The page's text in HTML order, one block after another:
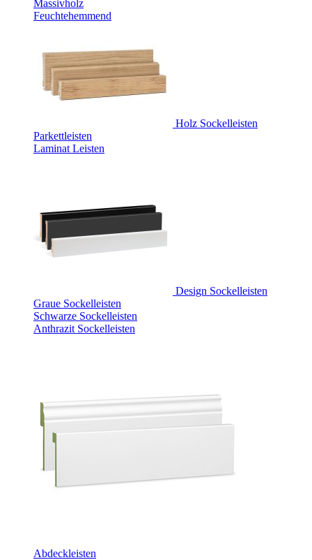
Massivholz
Feuchtehemmend
Holz Sockelleisten
Parkettleisten
Laminat Leisten
Design Sockelleisten
Graue Sockelleisten
Schwarze Sockelleisten
Anthrazit Sockelleisten
Abdeckleisten